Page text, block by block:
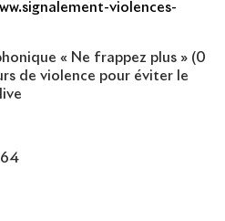
violences-
« Ne frappez plus » (0
de violence pour éviter le
64